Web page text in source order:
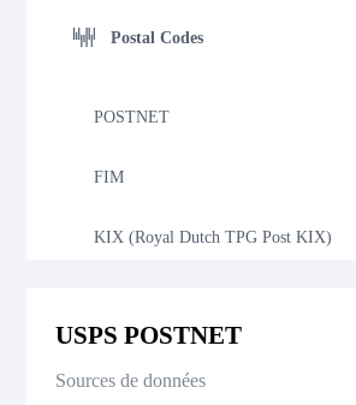
Postal Codes
POSTNET
FIM
KIX (Royal Dutch TPG Post KIX)
USPS POSTNET
Sources de données